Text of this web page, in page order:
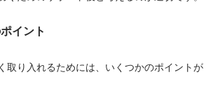
イント
取り入れるためには、いくつかのポイントが